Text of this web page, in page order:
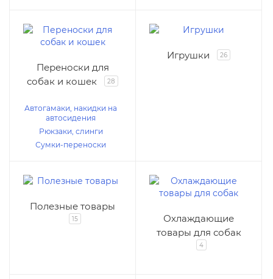
Переноски для
собак и кошек
28
Автогамаки, накидки на
автосидения
Рюкзаки, слинги
Сумки-переноски
Игрушки 26
Полезные товары
15
Охлаждающие
товары для собак
4